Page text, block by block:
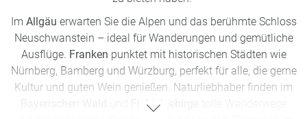
Im Allgäu erwarten Sie die Alpen und das berühmte Schloss
Neuschwanstein – ideal für Wanderungen und gemütliche
Ausflüge. Franken punktet mit historischen Städten wie
Nürnberg, Bamberg und Würzburg, perfekt für alle, die gerne
Kultur und guten Wein genießen. Naturliebhaber finden im
Fichtelgebirge